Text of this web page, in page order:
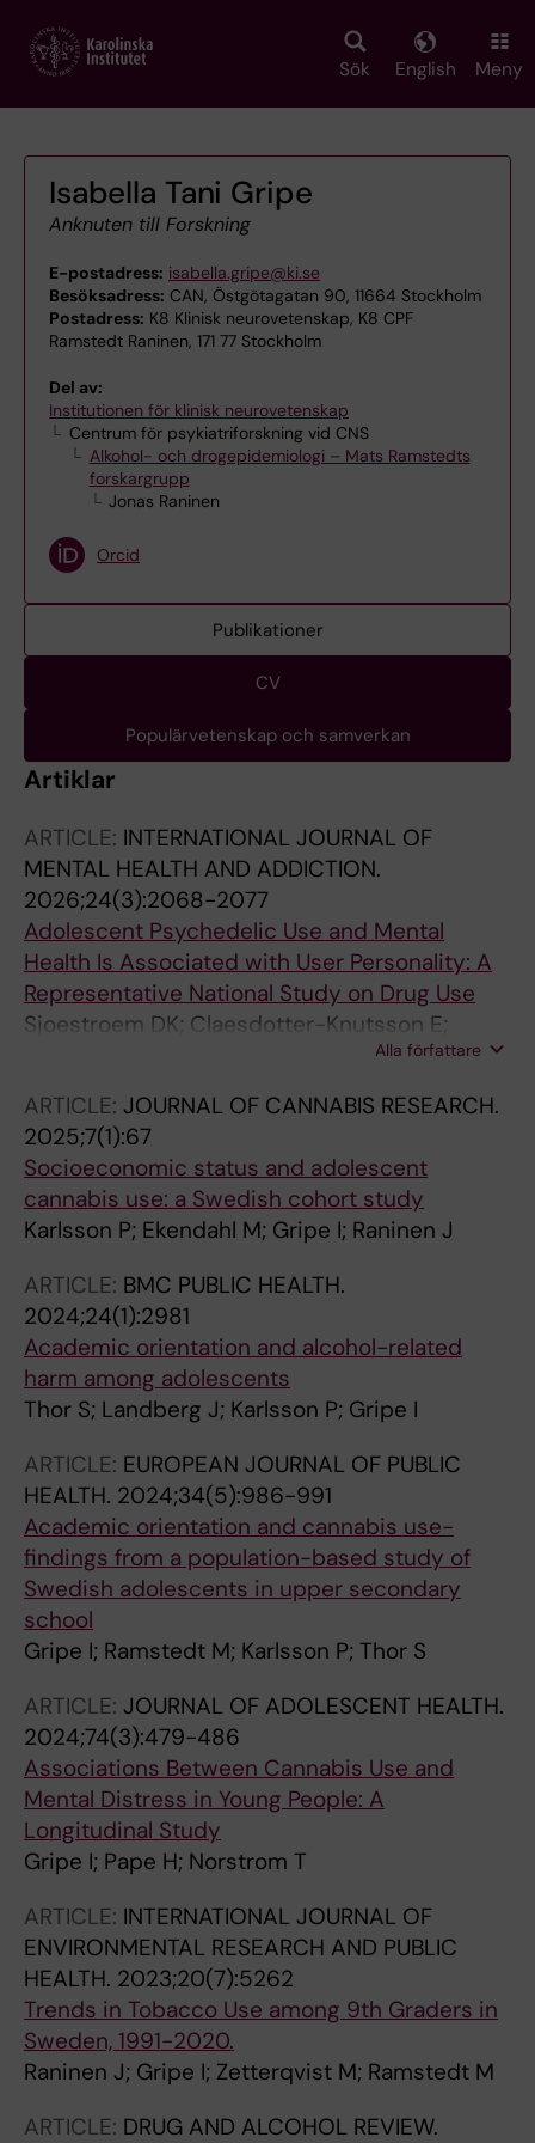
main
Sök English Meny
Isabella Tani Gripe
Anknuten till Forskning
E-postadress: isabella.gripe@ki.se
Besöksadress: CAN, Östgötagatan 90, 11664 Stockholm
Postadress: K8 Klinisk neurovetenskap, K8 CPF
Ramstedt Raninen, 171 77 Stockholm
Del av:
Institutionen för klinisk neurovetenskap
Centrum för psykiatriforskning vid CNS
Alkohol- och drogepidemiologi – Mats Ramstedts
forskargrupp
Jonas Raninen
Orcid
Publikationer
CV
Populärvetenskap och samverkan
Artiklar
ARTICLE: INTERNATIONAL JOURNAL OF
MENTAL HEALTH AND ADDICTION.
2026;24(3):2068-2077
Adolescent Psychedelic Use and Mental
Health Is Associated with User Personality: A
Representative National Study on Drug Use
Sjoestroem DK; Claesdotter-Knutsson E;
Alla författare
ARTICLE: JOURNAL OF CANNABIS RESEARCH.
2025;7(1):67
Socioeconomic status and adolescent
cannabis use: a Swedish cohort study
Karlsson P; Ekendahl M; Gripe I; Raninen J
ARTICLE: BMC PUBLIC HEALTH.
2024;24(1):2981
Academic orientation and alcohol-related
harm among adolescents
Thor S; Landberg J; Karlsson P; Gripe I
ARTICLE: EUROPEAN JOURNAL OF PUBLIC
HEALTH. 2024;34(5):986-991
Academic orientation and cannabis use-
findings from a population-based study of
Swedish adolescents in upper secondary
school
Gripe I; Ramstedt M; Karlsson P; Thor S
ARTICLE: JOURNAL OF ADOLESCENT HEALTH.
2024;74(3):479-486
Associations Between Cannabis Use and
Mental Distress in Young People: A
Longitudinal Study
Gripe I; Pape H; Norstrom T
ARTICLE: INTERNATIONAL JOURNAL OF
ENVIRONMENTAL RESEARCH AND PUBLIC
HEALTH. 2023;20(7):5262
Trends in Tobacco Use among 9th Graders in
Sweden, 1991-2020.
Raninen J; Gripe I; Zetterqvist M; Ramstedt M
ARTICLE: DRUG AND ALCOHOL REVIEW.